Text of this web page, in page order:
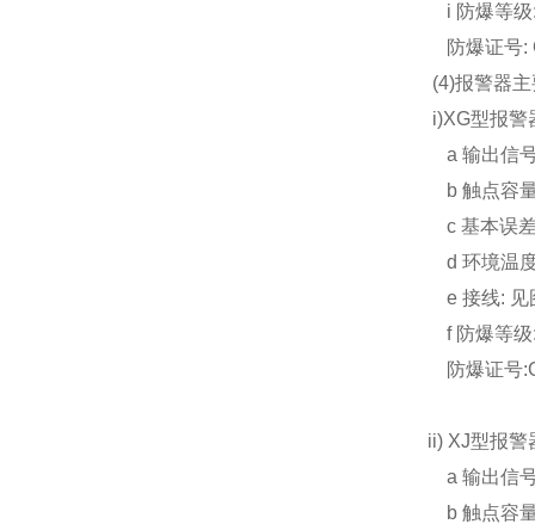
i 防爆等级
防爆证号:
(4)报警器
i)XG型报警
a 输出信
b 触点容
c 基本误
d 环境温
e 接线: 见
f 防爆等级
防爆证号
ii) XJ型报警
a 输出信
b 触点容